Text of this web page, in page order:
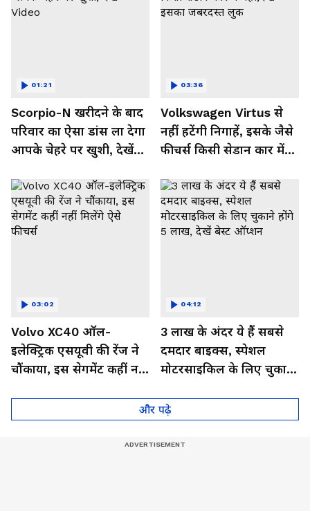
Scorpio-N खरीदने के बाद
परिवार का ऐसा डांस ला देगा
आपके चेहरे पर खुशी, देखें
01:21
Volkswagen Virtus से
नहीं हटेंगी निगाहें, इसके जैसे
फीचर्स किसी सेडान कार में
03:36
Volvo XC40 ऑल-
इलेक्ट्रिक एसयूवी की रेंज ने
चौंकाया, इस सेगमेंट कहीं नहीं
03:02
3 लाख के अंदर ये हैं सबसे
दमदार बाइक्स, स्पेशल
मोटरसाइकिल के लिए चुकाने
ऑप्शन
04:12
और पढ़े